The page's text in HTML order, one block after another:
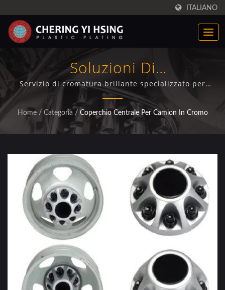
ITALIANO
Soluzioni Di
Elettrodeposizione Per
Coprimozzi Cromati Per
Camion
Servizio di cromatura brillante specializzato per
coprimozzi automobilistici e coperture per ruote di
camion con garanzia di qualità certificata ISO/IEC
17025
Home / Categoria / Coperchio Centrale Per Camion In Cromo